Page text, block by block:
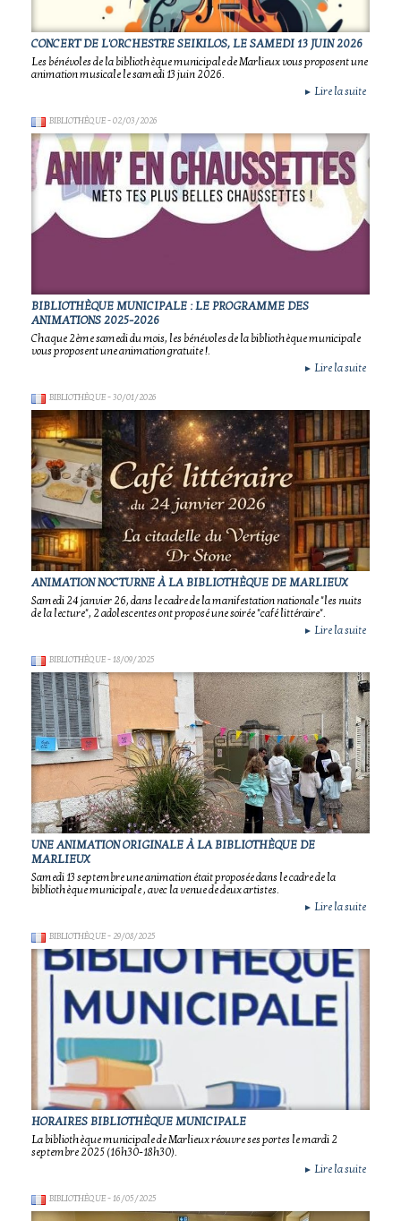
CONCERT DE L'ORCHESTRE SEIKILOS, LE SAMEDI 13 JUIN 2026
Les bénévoles de la bibliothèque municipale de Marlieux vous proposent une
animation musicale le samedi 13 juin 2026.
► Lire la suite
BIBLIOTHÈQUE- 02/03/2026
BIBLIOTHÈQUE MUNICIPALE : LE PROGRAMME DES
ANIMATIONS 2025-2026
Chaque 2ème samedi du mois, les bénévoles de la bibliothèque municipale
vous proposent une animation gratuite !.
► Lire la suite
BIBLIOTHÈQUE- 30/01/2026
ANIMATION NOCTURNE À LA BIBLIOTHÈQUE DE MARLIEUX
Samedi 24 janvier 26, dans le cadre de la manifestation nationale "les nuits
de la lecture", 2 adolescentes ont proposé une soirée "café littéraire".
► Lire la suite
BIBLIOTHÈQUE- 18/09/2025
UNE ANIMATION ORIGINALE À LA BIBLIOTHÈQUE DE
MARLIEUX
Samedi 13 septembre une animation était proposée dans le cadre de la
bibliothèque municipale , avec la venue de deux artistes.
► Lire la suite
BIBLIOTHÈQUE- 29/08/2025
HORAIRES BIBLIOTHÈQUE MUNICIPALE
La bibliothèque municipale de Marlieux réouvre ses portes le mardi 2
septembre 2025 (16h30-18h30).
► Lire la suite
BIBLIOTHÈQUE- 16/05/2025